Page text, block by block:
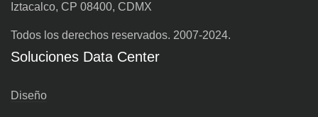
Iztacalco, CP 08400, CDMX
Todos los derechos reservados. 2007-2024.
Soluciones Data Center
Diseño